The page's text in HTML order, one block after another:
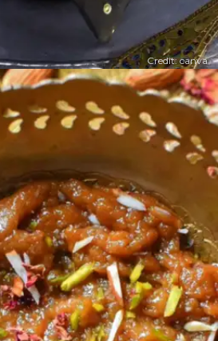
का हलवा
कई सारे लोग
हैं। ये मीठा और स्वादिष्ट होता है।
Credit: canva